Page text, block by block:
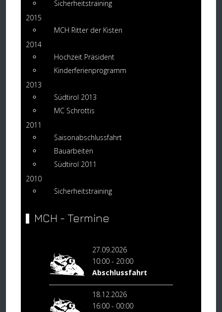
Sicherheitstraining
2015
MCH Ritter der Kisten
2014
Hochzeit Präsident
Kinderferienprogramm
2013
Südtirol 2013
MC Schrottis
2011
Saisonabschlussfahrt
Bauarbeiten
Südtirol 2011
2010
Sicherheitstraining
MCH - Termine
27.09.2026
10:00 - 20:00
Abschlussfahrt
18.12.2026
16:00 - 00:00